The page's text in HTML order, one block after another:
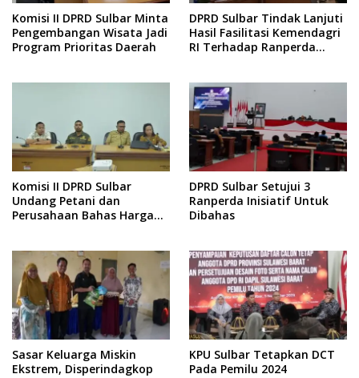
Komisi II DPRD Sulbar Minta
Pengembangan Wisata Jadi
Program Prioritas Daerah
DPRD Sulbar Tindak Lanjuti
Hasil Fasilitasi Kemendagri
RI Terhadap Ranperda
Komisi II DPRD Sulbar
Undang Petani dan
Perusahaan Bahas Harga
DPRD Sulbar Setujui 3
Ranperda Inisiatif Untuk
Dibahas
Sasar Keluarga Miskin
Ekstrem, Disperindagkop
KPU Sulbar Tetapkan DCT
Pada Pemilu 2024